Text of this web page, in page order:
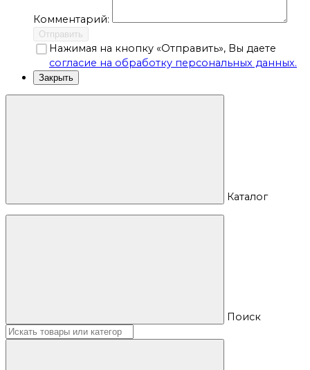
Комментарий:
Отправить
Нажимая на кнопку «Отправить», Вы даете
согласие на обработку персональных данных.
Закрыть
Каталог
Поиск